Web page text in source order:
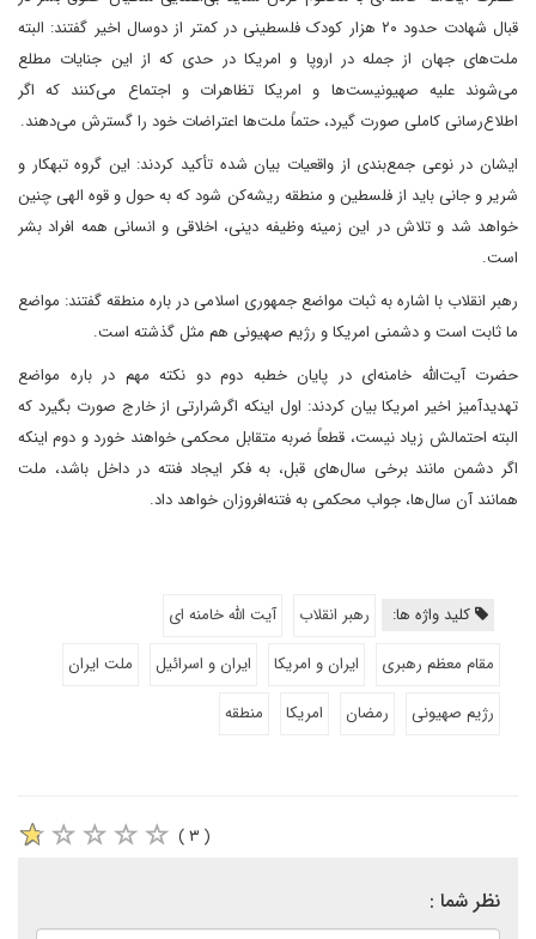
قبال شهادت حدود ۲۰ هزار کودک فلسطینی در کمتر از دوسال اخیر گفتند: البته
ملت‌های جهان از جمله در اروپا و امریکا در حدی که از این جنایات مطلع
می‌شوند علیه صهیونیست‌ها و امریکا تظاهرات و اجتماع می‌کنند که اگر
اطلاع‌رسانی کاملی صورت گیرد، حتماً ملت‌ها اعتراضات خود را گسترش می‌دهند.
ایشان در نوعی جمع‌بندی از واقعیات بیان شده تأکید کردند: این گروه تبهکار و
شریر و جانی باید از فلسطین و منطقه ریشه‌کن شود که به حول و قوه الهی چنین
خواهد شد و تلاش در این زمینه وظیفه دینی، اخلاقی و انسانی همه افراد بشر
است.
رهبر انقلاب با اشاره به ثبات مواضع جمهوری اسلامی در باره منطقه گفتند: مواضع
ما ثابت است و دشمنی امریکا و رژیم صهیونی هم مثل گذشته است.
حضرت آیت‌الله خامنه‌ای در پایان خطبه دوم دو نکته مهم در باره مواضع
تهدیدآمیز اخیر امریکا بیان کردند: اول اینکه اگرشرارتی از خارج صورت بگیرد که
البته احتمالش زیاد نیست، قطعاً ضربه متقابل محکمی خواهند خورد و دوم اینکه
اگر دشمن مانند برخی سال‌های قبل، به فکر ایجاد فنته در داخل باشد، ملت
همانند آن سال‌ها، جواب محکمی به فتنه‌افروزان خواهد داد.
کلید واژه ها: رهبر انقلاب
آیت الله خامنه ای
مقام معظم رهبری
ایران و امریکا ایران و اسرائیل
ملت ایران
رژیم صهیونی
رمضان امریکا منطقه
( ۳ )
نظر شما :